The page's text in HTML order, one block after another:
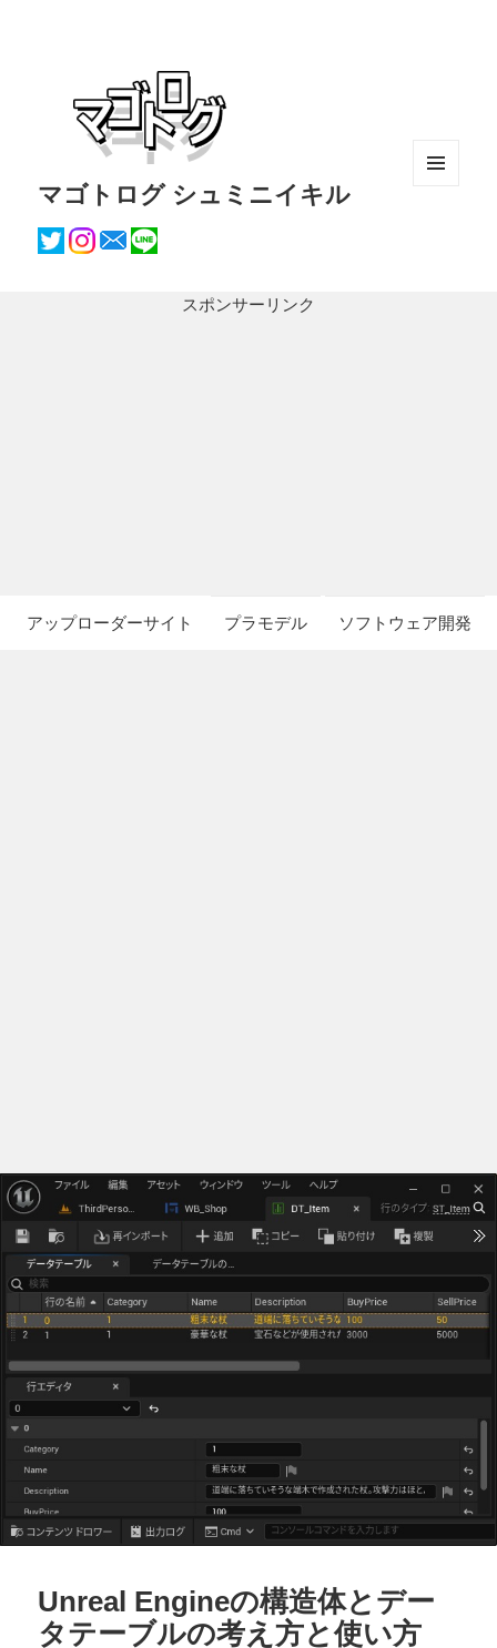
マゴトログ シュミニイキル
スポンサーリンク
アップローダーサイト プラモデル ソフトウェア開発
Unreal Engineの構造体とデー
タテーブルの考え方と使い方